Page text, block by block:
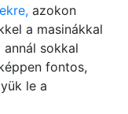
azokon
a masinákkal
sokkal
fontos,
le a